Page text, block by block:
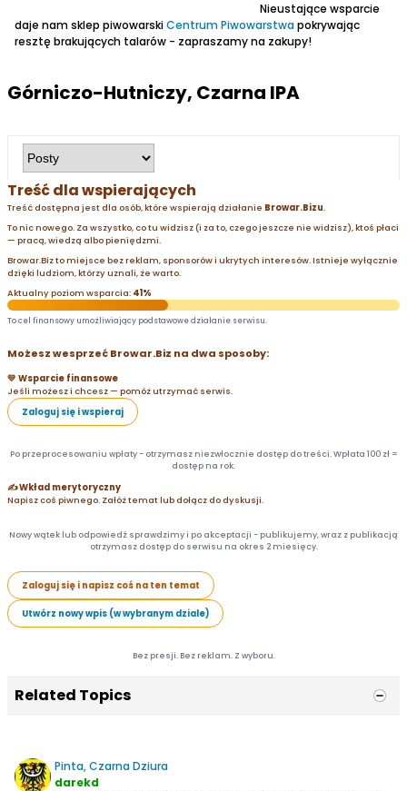
Nieustające wsparcie
daje nam sklep piwowarskiCentrum Piwowarstwapokrywając
resztę brakujących talarów - zapraszamy na zakupy!
Górniczo-Hutniczy, Czarna IPA
Treść dla wspierających
Treść dostępna jest dla osób, które wspierają działanie Browar.Bizu.
To nic nowego. Za wszystko, co tu widzisz (i za to, czego jeszcze nie widzisz), ktoś płaci
— pracą, wiedzą albo pieniędzmi.
Browar.Biz to miejsce bez reklam, sponsorów i ukrytych interesów. Istnieje wyłącznie
dzięki ludziom, którzy uznali, że warto.
Aktualny poziom wsparcia: 41%
To cel finansowy umożliwiający podstawowe działanie serwisu.
Możesz wesprzeć Browar.Biz na dwa sposoby:
💛 Wsparcie finansowe
Jeśli możesz i chcesz — pomóż utrzymać serwis.
Zaloguj się i wspieraj
Po przeprocesowaniu wpłaty - otrzymasz niezwłocznie dostęp do treści. Wpłata 100 zł =
dostęp na rok.
✍️ Wkład merytoryczny
Napisz coś piwnego. Załóż temat lub dołącz do dyskusji.
Nowy wątek lub odpowiedź sprawdzimy i po akceptacji - publikujemy, wraz z publikacją
otrzymasz dostęp do serwisu na okres 2 miesięcy.
Zaloguj się i napisz coś na ten temat
Utwórz nowy wpis (w wybranym dziale)
Bez presji. Bez reklam. Z wyboru.
Related Topics
Pinta, Czarna Dziura
darekd